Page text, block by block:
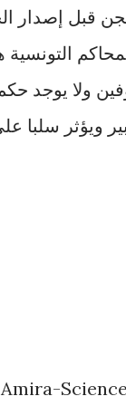
قبل إصدار
ولا يوجد
ويؤثر سلبا